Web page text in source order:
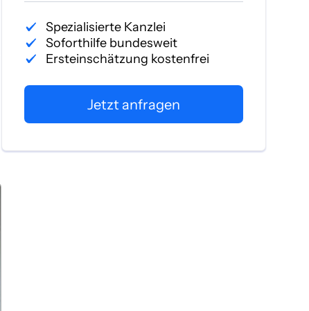
Spezialisierte Kanzlei
Soforthilfe bundesweit
Ersteinschätzung kostenfrei
Jetzt anfragen